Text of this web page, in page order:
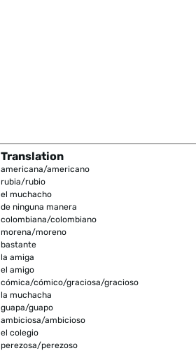
Translation
americana/americano
rubia/rubio
el muchacho
de ninguna manera
colombiana/colombiano
morena/moreno
bastante
la amiga
el amigo
cómica/cómico/graciosa/gracioso
la muchacha
guapa/guapo
ambiciosa/ambicioso
el colegio
perezosa/perezoso